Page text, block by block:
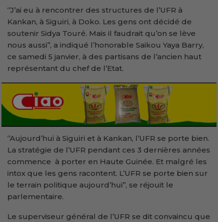
‘’J’ai eu à rencontrer des structures de l’UFR à
Kankan, à Siguiri, à Doko. Les gens ont décidé de
soutenir Sidya Touré. Mais il faudrait qu’on se lève
nous aussi’’, a indiqué l’honorable Saikou Yaya Barry,
ce samedi 5 janvier, à des partisans de l’ancien haut
représentant du chef de l’Etat.
‘’Aujourd’hui à Siguiri et à Kankan, l’UFR se porte bien.
La stratégie de l’UFR pendant ces 3 dernières années
commence à porter en Haute Guinée. Et malgré les
intox que les gens racontent. L’UFR se porte bien sur
le terrain politique aujourd’hui’’, se réjouit le
parlementaire.
Le superviseur général de l’UFR se dit convaincu que